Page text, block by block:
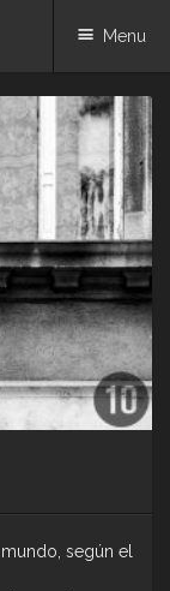
Menu
según el